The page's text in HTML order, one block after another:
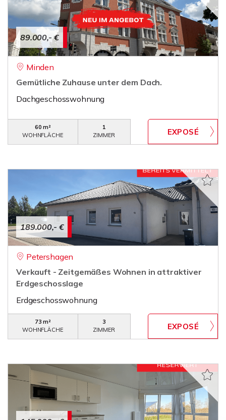
89.000,- €
Minden
Gemütliche Zuhause unter dem Dach.
Dachgeschosswohnung
60 m²
WOHNFLÄCHE
1
ZIMMER
189.000,- €
Petershagen
Verkauft - Zeitgemäßes Wohnen in attraktiver
Erdgeschosslage
Erdgeschosswohnung
73 m²
WOHNFLÄCHE
3
ZIMMER